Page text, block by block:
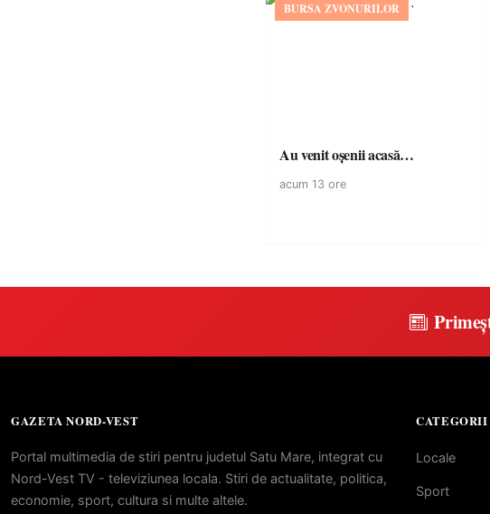
BURSA ZVONURILOR
Au venit oșenii acasă…
acum 13 ore
GAZETA NORD-VEST
Portal multimedia de stiri pentru judetul Satu Mare, integrat cu
Nord-Vest TV - televiziunea locala. Stiri de actualitate, politica,
economie, sport, cultura si multe altele.
CATEGORII
Locale
Sport